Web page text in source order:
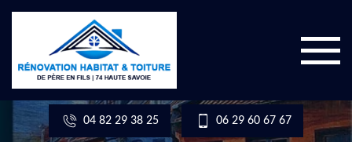
04 82 29 38 25 06 29 60 67 67